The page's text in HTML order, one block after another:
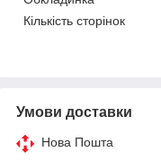
Кількість сторінок
Умови доставки
Нова Пошта